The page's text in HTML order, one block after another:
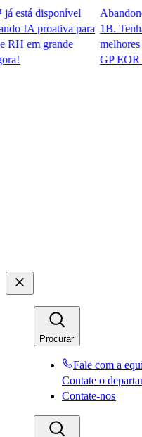
disponível
proativa para
em grande
Abandone o
1B. Tenha
melhores
GP EOR ™ .​​
Procurar​​
Fale com a
Contate o
Contate-nos​​